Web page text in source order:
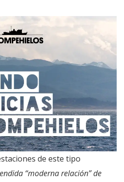
de este tipo
“moderna relación” de